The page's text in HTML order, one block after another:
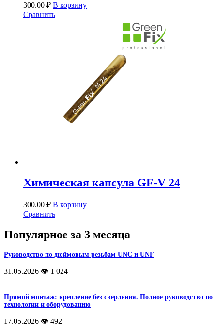
300.00 ₽ В корзину
Сравнить
Химическая капсула GF-V 24
300.00 ₽ В корзину
Сравнить
Популярное за 3 месяца
Руководство по дюймовым резьбам UNC и UNF
31.05.2026 👁️ 1 024
Прямой монтаж: крепление без сверления. Полное руководство по
технологии и оборудованию
17.05.2026 👁️ 492